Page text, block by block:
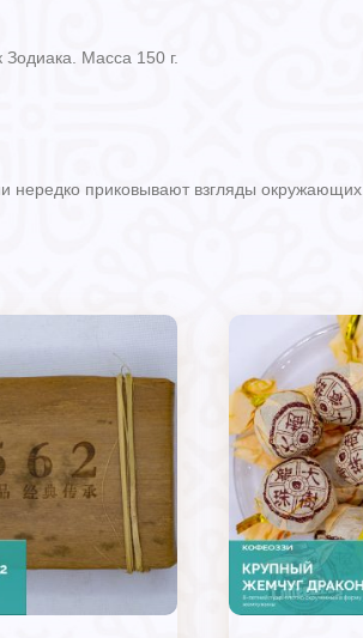
Масса 150 г.
приковывают взгляды окружающих.